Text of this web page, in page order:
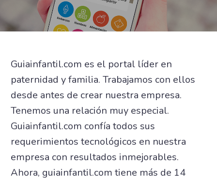
Guiainfantil.com es el portal líder en
paternidad y familia. Trabajamos con ellos
desde antes de crear nuestra empresa.
Tenemos una relación muy especial.
Guiainfantil.com confía todos sus
requerimientos tecnológicos en nuestra
empresa con resultados inmejorables.
Ahora, guiainfantil.com tiene más de 14